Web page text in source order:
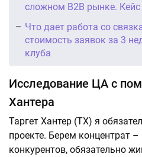
сложном B2B рынке. Кейс
Что дает работа со
стоимость заявок за 3
клуба
Исследование ЦА с
Хантера
Таргет Хантер (ТХ) я
проекте. Берем концентрат
конкурентов, обязательно